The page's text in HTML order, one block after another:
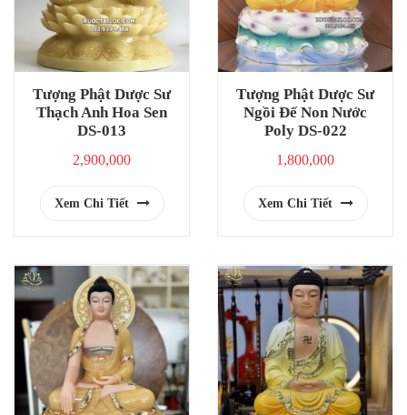
Tượng Phật Dược Sư
Thạch Anh Hoa Sen
DS-013
2,900,000
Xem Chi Tiết
Tượng Phật Dược Sư
Ngồi Đế Non Nước
Poly DS-022
1,800,000
Xem Chi Tiết